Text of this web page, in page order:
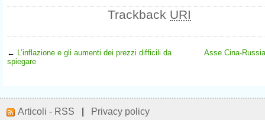
Trackback URI
← L’inflazione e gli aumenti dei prezzi difficili da
spiegare​
Asse Cina-
Articoli - RSS Privacy policy